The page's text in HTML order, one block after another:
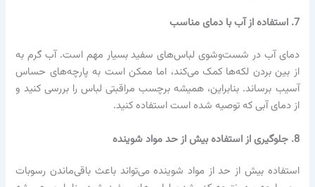
7. استفاده از آب با دمای مناسب
دمای آب در شست‌وشوی لباس‌های سفید بسیار مهم است. آب گرم به
از بین بردن لکه‌ها کمک می‌کند، اما ممکن است به پارچه‌های حساس
آسیب برساند. بنابراین، همیشه برچسب مراقبتی لباس را بررسی کنید و
از دمای آبی که توصیه شده است استفاده کنید.
8. جلوگیری از استفاده بیش از حد مواد شوینده
استفاده بیش از حد از مواد شوینده می‌تواند باعث باقی‌ماندن رسوبات